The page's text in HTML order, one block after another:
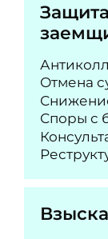
Отмена
Споры с